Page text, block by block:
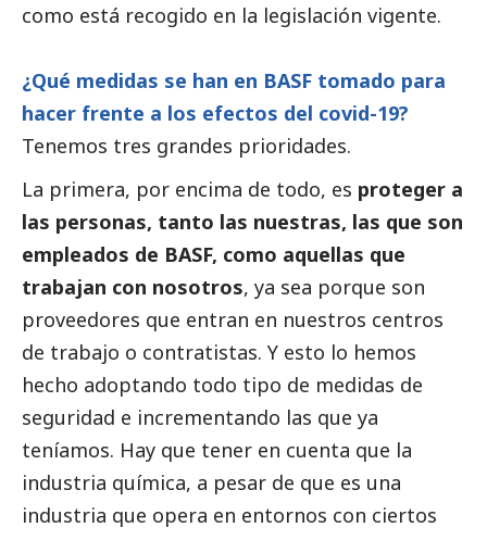
como está recogido en la legislación vigente.
¿Qué medidas se han en BASF tomado para
hacer frente a los efectos del covid-19?
Tenemos tres grandes prioridades.
La primera, por encima de todo, es proteger a
las personas, tanto las nuestras, las que son
empleados de BASF, como aquellas que
trabajan con nosotros, ya sea porque son
proveedores que entran en nuestros centros
de trabajo o contratistas. Y esto lo hemos
hecho adoptando todo tipo de medidas de
seguridad e incrementando las que ya
teníamos. Hay que tener en cuenta que la
industria química, a pesar de que es una
industria que opera en entornos con ciertos